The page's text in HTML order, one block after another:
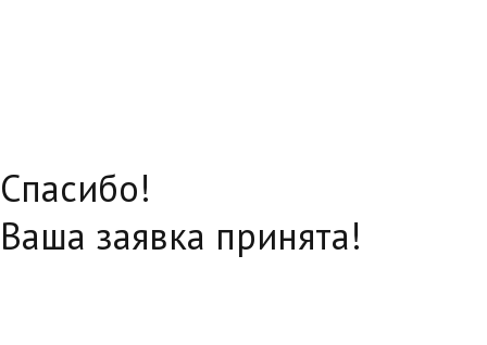
Спасибо!
Ваша заявка принята!